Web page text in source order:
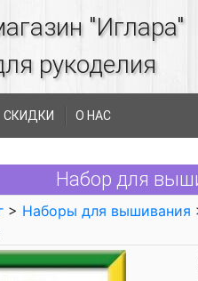
"Иглара"
рукоделия
СКИДКИ О НАС
Набор для
> Наборы для вышивания